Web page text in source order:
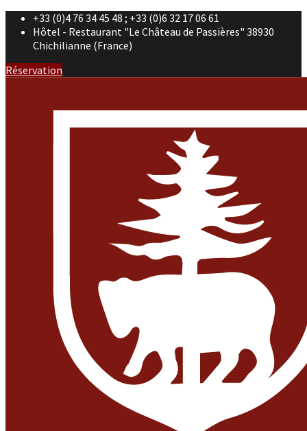
+33 (0)4 76 34 45 48 ; +33 (0)6 32 17 06 61
Hôtel - Restaurant "Le Château de Passières" 38930
Chichilianne (France)
Réservation